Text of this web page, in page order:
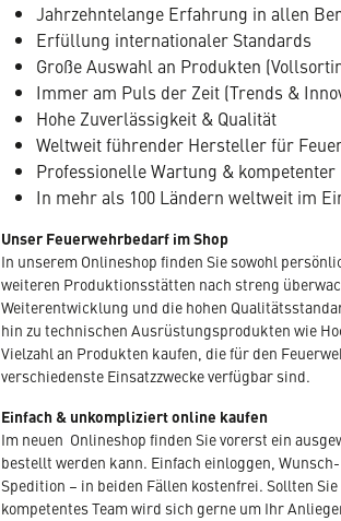
Jahrzehntelange Erfahrung in allen
Erfüllung internationaler Standards
Große Auswahl an Produkten
Immer am Puls der Zeit (Trends &
Hohe Zuverlässigkeit & Qualität
Weltweit führender Hersteller für
Professionelle Wartung &
In mehr als 100 Ländern weltweit im
Unser Feuerwehrbedarf im Shop
In unserem Onlineshop finden Sie sowohl
weiteren Produktionsstätten nach streng
Weiterentwicklung und die hohen
hin zu technischen Ausrüstungsprodukten wie
Vielzahl an Produkten kaufen, die für den
verschiedenste Einsatzzwecke verfügbar sind.
Einfach & unkompliziert online kaufen
Im neuen Onlineshop finden Sie vorerst ein
bestellt werden kann. Einfach einloggen,
Spedition – in beiden Fällen kostenfrei. Sollten
kompetentes Team wird sich gerne um Ihr